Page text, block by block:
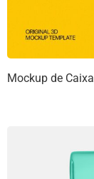
Mockup de